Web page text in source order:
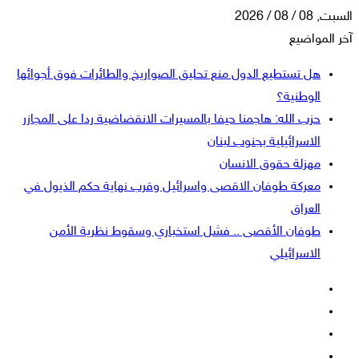
السبت, 08 / 08 / 2026
آخر المواضيع
هل تستطيع الدول منع تحليق الصواريخ والطائرات فوق أجوائها
الوطنية؟
حزب الله: هاجمنا حيفا بالمسيرات الانقضاضية ردا على المجازر
الاسرائيلية بجنوب لبنان
مهزلة حقوق الانسان
معركة طوفان الاقصى واسرائيل وقرب نهاية حكم الذيول في
العراق
طوفان الأقصى .. فشل استخباري وسقوط نظرية الأمن
الاسرائيلي